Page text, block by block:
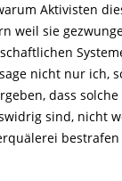
Aktivisten
weil sie
nicht nur ich,
dass
sind, nicht